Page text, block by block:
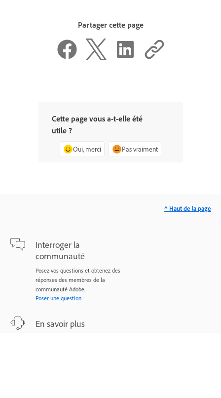
Partager cette page
Cette page vous a-t-elle été
utile ?
Oui, merci Pas vraiment
Interroger la
communauté
Posez vos questions et obtenez des
réponses des membres de la
communauté Adobe.
Poser une question
En savoir plus
^ Haut de la page